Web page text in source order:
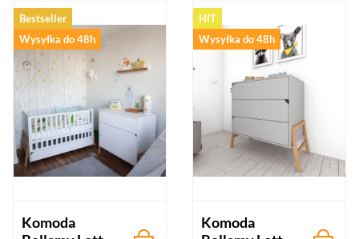
Bestseller
Wysyłka do 48h
Komoda
HIT
Wysyłka do 48h
Komoda